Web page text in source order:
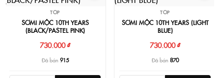
TOP
SƠMI MỘC 10TH YEARS
(BLACK/PASTEL PINK)
730.000 ₫
Đã bán 915
TOP
SƠMI MỘC 10TH YEARS (LIGHT
BLUE)
730.000 ₫
Đã bán 870